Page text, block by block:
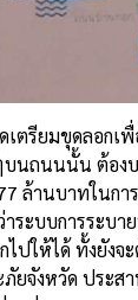
รียมขุดลอกเ
นถนนนั้น ต้อ
ล้านบาทในก
ะบบการระบ
ปให้ได้ ทั้งยั
ยจังหวัด ประ